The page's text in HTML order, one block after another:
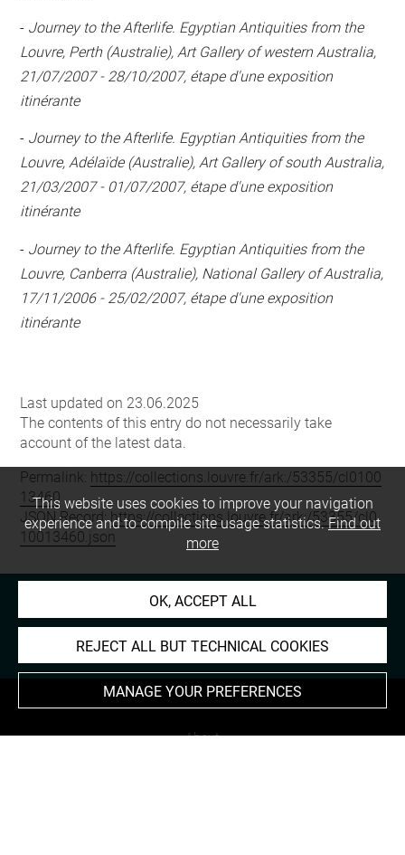
- Journey to the Afterlife. Egyptian Antiquities from the
Louvre, Perth (Australie), Art Gallery of western Australia,
21/07/2007 - 28/10/2007, étape d'une exposition
itinérante
- Journey to the Afterlife. Egyptian Antiquities from the
Louvre, Adélaïde (Australie), Art Gallery of south Australia,
21/03/2007 - 01/07/2007, étape d'une exposition
itinérante
- Journey to the Afterlife. Egyptian Antiquities from the
Louvre, Canberra (Australie), National Gallery of Australia,
17/11/2006 - 25/02/2007, étape d'une exposition
itinérante
Last updated on 23.06.2025
The contents of this entry do not necessarily take
account of the latest data.
Permalink: https://collections.louvre.fr/ark:/53355/cl0100
13460
JSON Record:https://collections.louvre.fr/ark:/53355/cl0
10013460.json
About
This website uses cookies to improve your navigation
experience and to compile site usage statistics.Find out
more
OK, ACCEPT ALL
REJECT ALL BUT TECHNICAL COOKIES
MANAGE YOUR PREFERENCES